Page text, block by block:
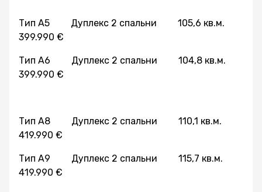
Тип A5 Дуплекс 2 спальни 105,6 кв.м.
399.990 €
Тип A6 Дуплекс 2 спальни 104,8 кв.м.
399.990 €
Тип A8 Дуплекс 2 спальни 110,1 кв.м.
419.990 €
Тип A9 Дуплекс 2 спальни 115,7 кв.м.
419.990 €